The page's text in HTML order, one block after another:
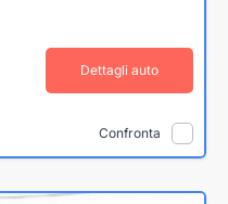
Dettagli auto
Confronta